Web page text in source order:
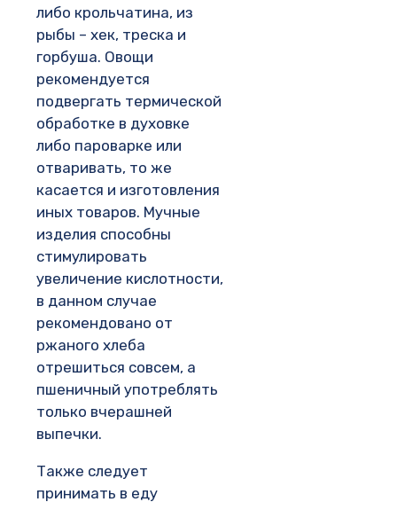
либо крольчатина, из
рыбы – хек, треска и
горбуша. Овощи
рекомендуется
подвергать термической
обработке в духовке
либо пароварке или
отваривать, то же
касается и изготовления
иных товаров. Мучные
изделия способны
стимулировать
увеличение кислотности,
в данном случае
рекомендовано от
ржаного хлеба
отрешиться совсем, а
пшеничный употреблять
только вчерашней
выпечки.
Также следует
принимать в еду